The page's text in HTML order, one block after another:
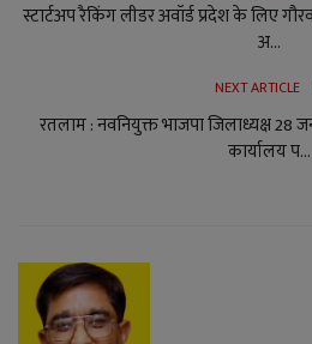
स्टार्टअप रैकिंग लीडर अवॉर्ड प्रदेश के लिए
अ...
NEXT ARTICLE
रतलाम : नवनियुक्त भाजपा जिलाध्यक्ष 28
कार्यालय प...